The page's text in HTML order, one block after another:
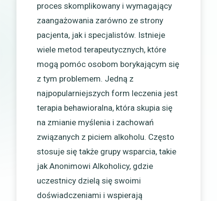
proces skomplikowany i wymagający
zaangażowania zarówno ze strony
pacjenta, jak i specjalistów. Istnieje
wiele metod terapeutycznych, które
mogą pomóc osobom borykającym się
z tym problemem. Jedną z
najpopularniejszych form leczenia jest
terapia behawioralna, która skupia się
na zmianie myślenia i zachowań
związanych z piciem alkoholu. Często
stosuje się także grupy wsparcia, takie
jak Anonimowi Alkoholicy, gdzie
uczestnicy dzielą się swoimi
doświadczeniami i wspierają